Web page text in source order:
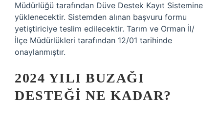
Müdürlüğü tarafından Düve Destek Kayıt Sistemine
yüklenecektir. Sistemden alınan başvuru formu
yetiştiriciye teslim edilecektir. Tarım ve Orman İl/
İlçe Müdürlükleri tarafından 12/01 tarihinde
onaylanmıştır.
2024 YILI BUZAĞI
DESTEĞI NE KADAR?